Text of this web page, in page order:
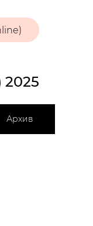
2025
Архив